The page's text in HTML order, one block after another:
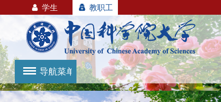
学生 教职工